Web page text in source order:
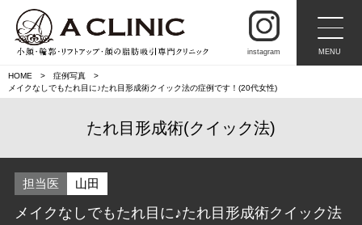
instagram MENU
HOME
症例写真
メイクなしでもたれ目に♪たれ目形成術クイック法の症例です！(20代女性)
たれ目形成術(クイック法)
担当医 山田
メイクなしでもたれ目に♪たれ目形成術クイック法